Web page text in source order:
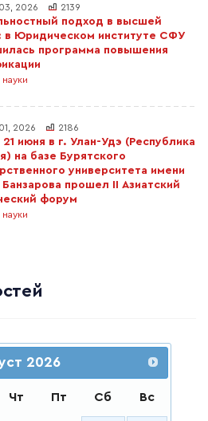
2026 2139
подход в высшей
в Юридическом институте СФУ
программа повышения
2026 2186
21 июня в г. Улан-Удэ (Республика
на базе Бурятского
университета имени
прошел II Азиатский
форум
2026
Чт Пт Сб Вс